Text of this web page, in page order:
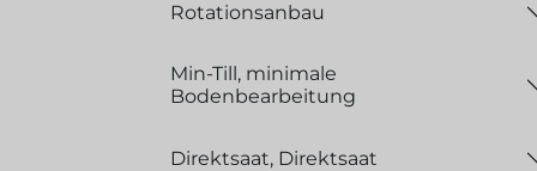
Rotationsanbau
Min-Till, minimale
Bodenbearbeitung
Direktsaat, Direktsaat